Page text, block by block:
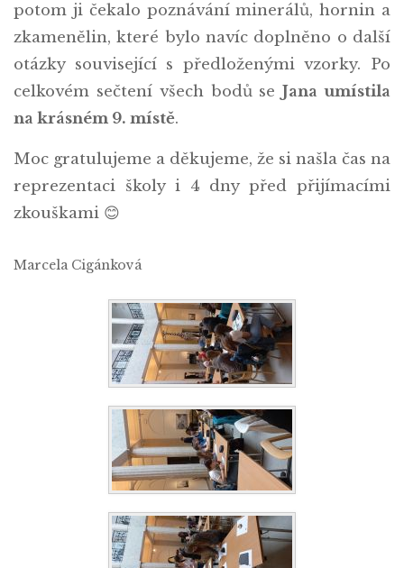
potom ji čekalo poznávání minerálů, hornin a
zkamenělin, které bylo navíc doplněno o další
otázky související s předloženými vzorky. Po
celkovém sečtení všech bodů seJana umístila
na krásném 9. místě.
Moc gratulujeme a děkujeme, že si našla čas na
reprezentaci školy i 4 dny před přijímacími
zkouškami 😊
Marcela Cigánková